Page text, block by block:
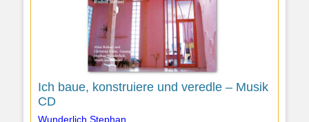
Ich baue, konstruiere und veredle – Musik
CD
Wunderlich Stephan